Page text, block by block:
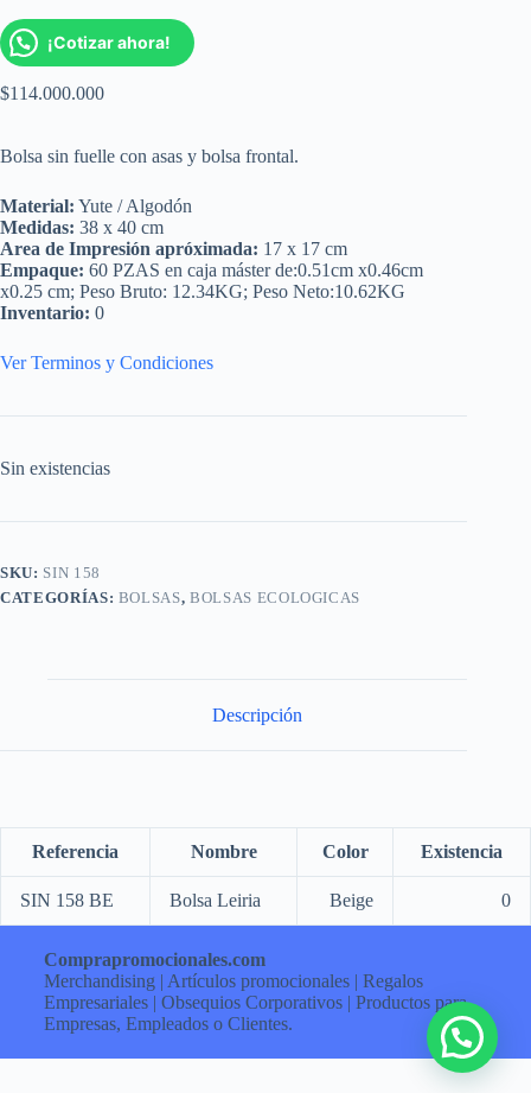
¡Cotizar ahora!
$114.000.000
Bolsa sin fuelle con asas y bolsa frontal.
Material: Yute / Algodón
Medidas: 38 x 40 cm
Area de Impresión apróximada: 17 x 17 cm
Empaque: 60 PZAS en caja máster de:0.51cm x0.46cm
x0.25 cm; Peso Bruto: 12.34KG; Peso Neto:10.62KG
Inventario: 0
Ver Terminos y Condiciones
Sin existencias
SKU: SIN 158
CATEGORÍAS: BOLSAS,BOLSAS ECOLOGICAS
Descripción
Referencia Nombre Color Existencia
SIN 158 BE Bolsa Leiria Beige 0
Comprapromocionales.com
Merchandising | Artículos promocionales | Regalos
Empresariales | Obsequios Corporativos | Productos para
Empresas, Empleados o Clientes.